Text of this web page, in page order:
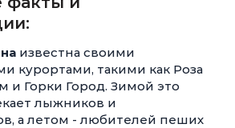
известна своими
курортами, такими как Роза
и Горки Город. Зимой это
лыжников и
а летом - любителей пеших